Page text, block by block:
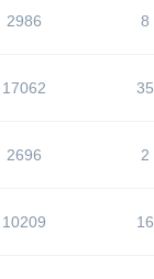
2986 8
17062 35
2696 2
10209 16